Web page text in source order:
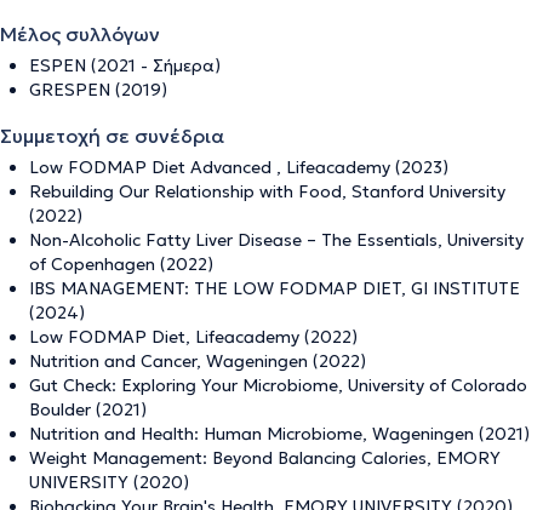
Μέλος συλλόγων
ESPEN (2021 - Σήμερα)
GRESPEN (2019)
Συμμετοχή σε συνέδρια
Low FODMAP Diet Advanced , Lifeacademy (2023)
Rebuilding Our Relationship with Food, Stanford University
(2022)
Non-Alcoholic Fatty Liver Disease – The Essentials, University
of Copenhagen (2022)
IBS MANAGEMENT: THE LOW FODMAP DIET, GI INSTITUTE
(2024)
Low FODMAP Diet, Lifeacademy (2022)
Nutrition and Cancer, Wageningen (2022)
Gut Check: Exploring Your Microbiome, University of Colorado
Boulder (2021)
Nutrition and Health: Human Microbiome, Wageningen (2021)
Weight Management: Beyond Balancing Calories, EMORY
UNIVERSITY (2020)